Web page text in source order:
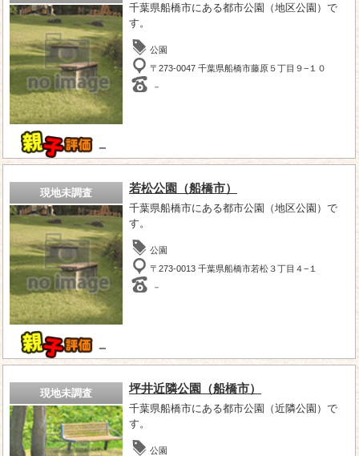
－
千葉県船橋市にある都市公園（地区公園）で
す。
公園
〒273-0047 千葉県船橋市藤原５丁目９−１０
－
現地未調査
－
若松公園（船橋市）
千葉県船橋市にある都市公園（地区公園）で
す。
公園
〒273-0013 千葉県船橋市若松３丁目４−１
－
現地未調査 坪井近隣公園（船橋市）
千葉県船橋市にある都市公園（近隣公園）で
す。
公園